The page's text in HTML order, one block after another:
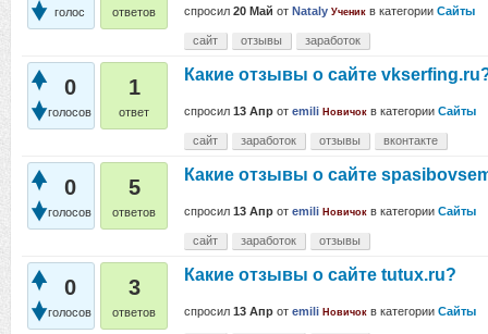
голос ответов спросил 20 Май от Nataly Ученик в категории Сайты
сайт отзывы заработок
0
голосов
1
ответ
Какие отзывы о сайте
спросил 13 Апр от emili Новичок в категории Сайты
сайт заработок отзывы вконтакте
0
голосов
5
ответов
Какие отзывы о сайте
спросил 13 Апр от emili Новичок в категории Сайты
сайт заработок отзывы
0
голосов
3
ответов
Какие отзывы о сайте tutux.ru?
спросил 13 Апр от emili Новичок в категории Сайты